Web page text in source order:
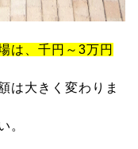
は、千円～3万円
は大きく変わりま
。